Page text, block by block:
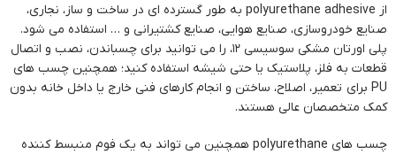
از polyurethane adhesive به طور گسترده ای در ساخت و ساز، نجاری،
صنایع خودروسازی، صنایع هوایی، صنایع کشتیرانی و … استفاده می شود.
پلی اورتان مشکی سوسیسی 12، را می توانید برای چسباندن، نصب و اتصال
قطعات به فلز، پلاستیک یا حتی شیشه استفاده کنید؛ همچنین چسب های
PU برای تعمیر، اصلاح، ساختن و انجام کارهای فنی خارج یا داخل خانه بدون
کمک متخصصان عالی هستند.
چسب های polyurethane همچنین می تواند به یک فوم منبسط کننده